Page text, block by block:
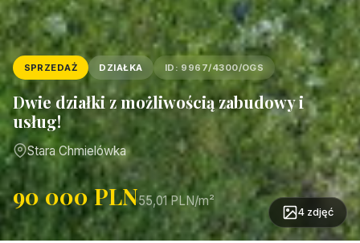
SPRZEDAŻ DZIAŁKA ID: 9967/4300/OGS
Dwie działki z możliwością zabudowy i
usług!
Stara Chmielówka
90 000 PLN55,01 PLN/m²
4 zdjęć